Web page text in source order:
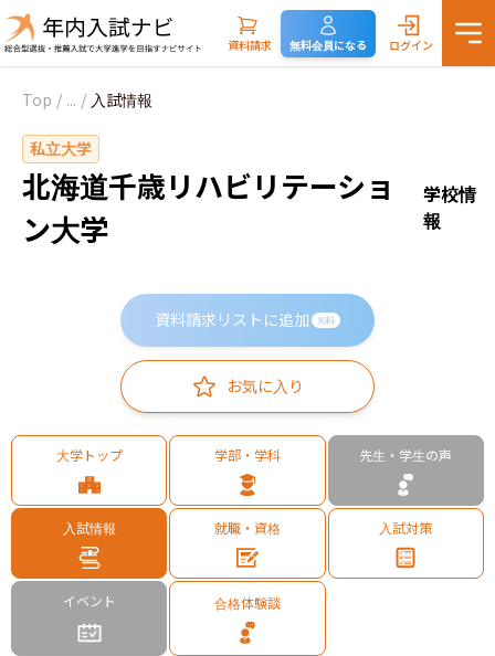
資料請求 無料会員になる ログイン
Top / ... / 入試情報
私立大学
北海道千歳リハビリテーショ
ン大学
学校情
報
資料請求リストに追加 無料
お気に入り
大学トップ 学部・学科 先生・学生の声
入試情報 就職・資格 入試対策
イベント 合格体験談